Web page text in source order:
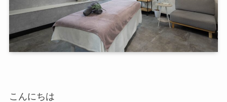
こんにちは